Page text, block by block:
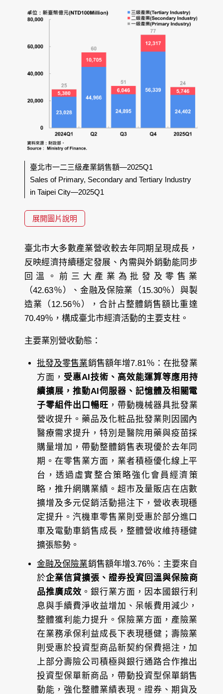
臺北市一二三級產業銷售額—2025Q1
Sales of Primary, Secondary and Tertiary Industry
in Taipei City—2025Q1
展開圖片說明
臺北市大多數產業營收較去年同期呈現成長，
反映經濟持續穩定發展、內需與外銷動能同步
回溫。前三大產業為批發及零售業
（42.63％）、金融及保險業（15.30％）與製
造業（12.56％），合計占整體銷售額比重達
70.49％，構成臺北市經濟活動的主要支柱。
主要業別營收動態：
批發及零售業銷售額年增7.81％：在批發業
方面， 受惠AI技術、高效能運算等應用持
續擴展，推動AI伺服器、記憶體及相關電
子零組件出口暢旺 ，帶動機械器具批發業
營收提升。藥品及化粧品批發業則因國內
醫療需求提升，特別是醫院用藥與疫苗採
購量增加，帶動整體銷售表現優於去年同
期。在零售業方面，業者積極優化線上平
台，透過虛實整合策略強化會員經濟策
略，推升網購業績。超市及量販店在店數
擴增及多元促銷活動挹注下，營收表現穩
定提升。汽機車零售業則受惠於部分進口
車及電動車銷售成長，整體營收維持穩健
擴張態勢。
金融及保險業銷售額年增3.76％：主要來自
於企業信貸擴張、證券投資回溫與保險商
品推廣成效 。銀行業方面，因本國銀行利
息與手續費淨收益增加、呆帳費用減少，
整體獲利能力提升。保險業方面，產險業
在業務承保利益成長下表現穩健；壽險業
則受惠於投資型商品新契約保費挹注，加
上部分壽險公司積極與銀行通路合作推出
投資型保單新商品，帶動投資型保單銷售
動能，強化整體業績表現。證券、期貨及